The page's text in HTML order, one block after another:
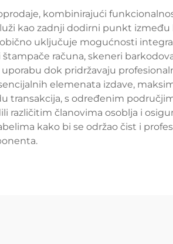
kombinirajući
kao zadnji dodirni punkt između
uključuje mogućnosti
računa, skeneri
dok pridržavaju
elemenata izdave,
s određenim
različitim članovima osoblja i
kako bi se održao čist i